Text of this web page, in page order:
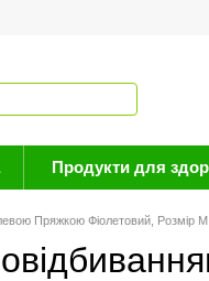
Продукти для
Пряжкою Фіолетовий, Розмір